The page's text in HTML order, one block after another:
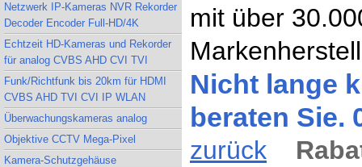
Netzwerk IP-Kameras NVR Rekorder
Decoder Encoder Full-HD/4K
Echtzeit HD-Kameras und Rekorder
für analog CVBS AHD CVI TVI
Funk/Richtfunk bis 20km für HDMI
CVBS AHD TVI CVI IP WLAN
Überwachungskameras analog
Objektive CCTV Mega-Pixel
Kamera-Schutzgehäuse
mit über
Nicht lange
beraten Sie.
zurück